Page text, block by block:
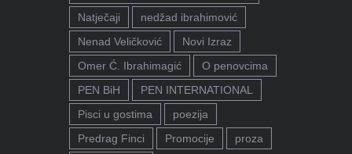
Natječaji
nedžad ibrahimović
Nenad Veličković
Novi Izraz
Omer Ć. Ibrahimagić
O penovcima
PEN BiH
PEN INTERNATIONAL
Pisci u gostima
poezija
Predrag Finci
Promocije
proza